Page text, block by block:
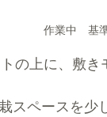
作業中　基
の上に、敷
スペースを少